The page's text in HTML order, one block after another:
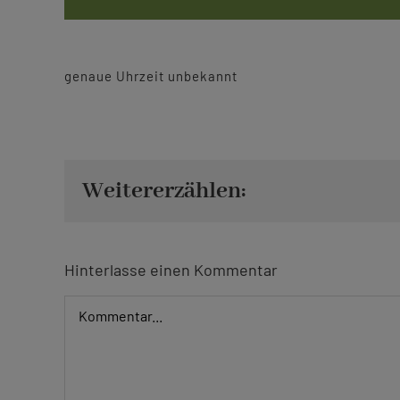
genaue Uhrzeit unbekannt
Weitererzählen:
Hinterlasse einen Kommentar